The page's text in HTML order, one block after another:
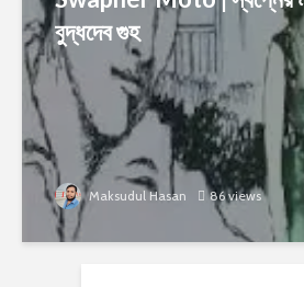
বুদ্ধদেব গুহ
Maksudul Hasan 86 views